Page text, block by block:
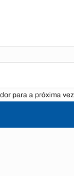
para a próxima